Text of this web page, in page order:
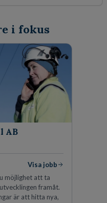
i fokus
AB
Visa jobb
möjlighet att ta
framåt.
är att hitta nya,